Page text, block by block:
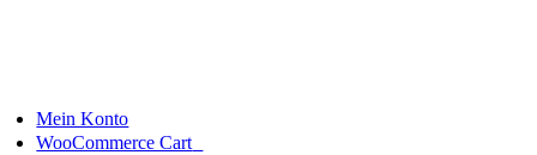
Mein Konto
WooCommerce Cart0